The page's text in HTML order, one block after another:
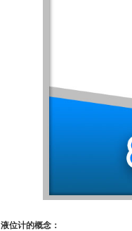
液位计的概念：